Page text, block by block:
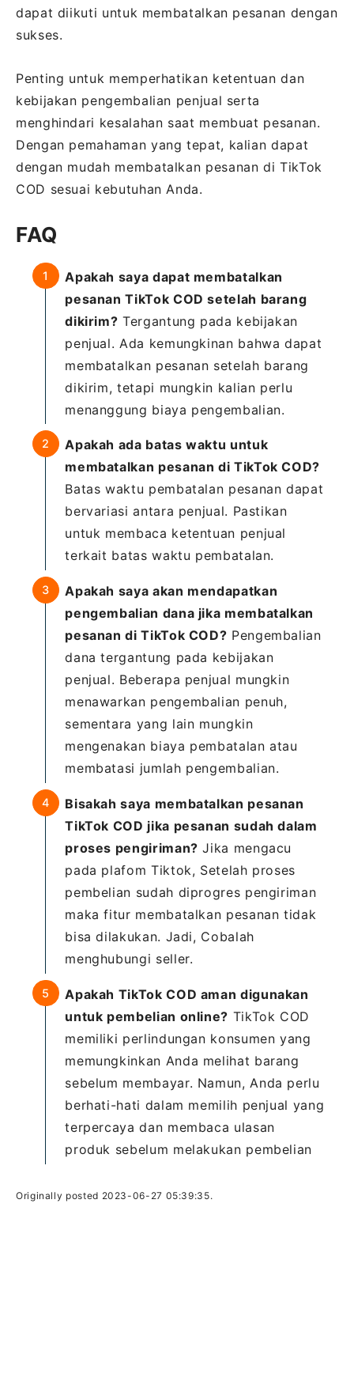
dapat diikuti untuk membatalkan pesanan dengan
sukses.
Penting untuk memperhatikan ketentuan dan
kebijakan pengembalian penjual serta
menghindari kesalahan saat membuat pesanan.
Dengan pemahaman yang tepat, kalian dapat
dengan mudah membatalkan pesanan di TikTok
COD sesuai kebutuhan Anda.
FAQ
Apakah saya dapat membatalkan
pesanan TikTok COD setelah barang
dikirim? Tergantung pada kebijakan
penjual. Ada kemungkinan bahwa dapat
membatalkan pesanan setelah barang
dikirim, tetapi mungkin kalian perlu
menanggung biaya pengembalian.
Apakah ada batas waktu untuk
membatalkan pesanan di TikTok COD?
Batas waktu pembatalan pesanan dapat
bervariasi antara penjual. Pastikan
untuk membaca ketentuan penjual
terkait batas waktu pembatalan.
Apakah saya akan mendapatkan
pengembalian dana jika membatalkan
pesanan di TikTok COD? Pengembalian
dana tergantung pada kebijakan
penjual. Beberapa penjual mungkin
menawarkan pengembalian penuh,
sementara yang lain mungkin
mengenakan biaya pembatalan atau
membatasi jumlah pengembalian.
Bisakah saya membatalkan pesanan
TikTok COD jika pesanan sudah dalam
proses pengiriman? Jika mengacu
pada plafom Tiktok, Setelah proses
pembelian sudah diprogres pengiriman
maka fitur membatalkan pesanan tidak
bisa dilakukan. Jadi, Cobalah
menghubungi seller.
Apakah TikTok COD aman digunakan
untuk pembelian online? TikTok COD
memiliki perlindungan konsumen yang
memungkinkan Anda melihat barang
sebelum membayar. Namun, Anda perlu
berhati-hati dalam memilih penjual yang
terpercaya dan membaca ulasan
produk sebelum melakukan pembelian
Originally posted 2023-06-27 05:39:35.